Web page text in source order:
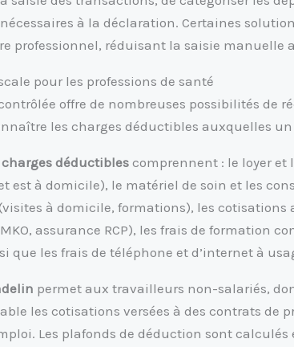
à la déclaration. Certaines
professionnel, réduisant la saisie manuelle
pour les professions de santé
offre de nombreuses possibilités de
les charges déductibles auxquelles
déductiblescomprennent : le loyer et
est à domicile), le matériel de soin et les
à domicile, formations), les cotisations
assurance RCP), les frais de formation
que les frais de téléphone et d’internet à
permet aux travailleurs non-salariés,
les cotisations versées à des contrats de
Les plafonds de déduction sont